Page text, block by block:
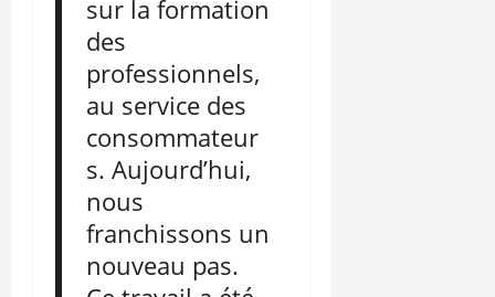
sur la formation
des
professionnels,
au service des
consommateur
s. Aujourd’hui,
nous
franchissons un
nouveau pas.